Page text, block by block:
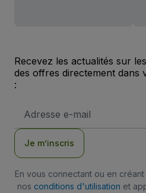
Recevez les actualités sur
des offres directement dans
:
e-
Je m’inscris
En vous connectant ou en
nos conditions d'utilisation et